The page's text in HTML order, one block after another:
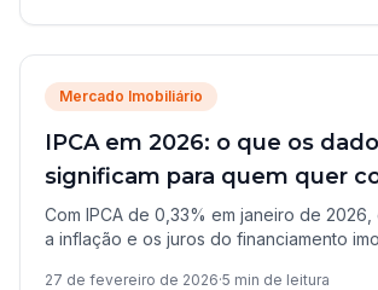
Mercado Imobiliário
IPCA em 2026: o que os
significam para quem quer
imóvel
Com IPCA de 0,33% em janeiro de
a inflação e os juros do financiamento
27 de fevereiro de 2026·5 min de leitura